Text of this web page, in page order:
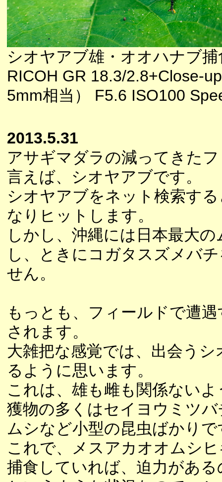
シオヤアブ雄・オオハナブ捕
RICOH GR 18.3/2.8+Close-
5mm相当） F5.6 ISO100
2013.5.31
アサギマダラの減ってきた
言えば、シオヤアブです。
シオヤアブをネット検索す
なりヒットします。
しかし、沖縄には日本最大
し、ときにコガタスズメバ
せん。
もっとも、フィールドで遭
されます。
大雑把な感覚では、出会う
るように思います。
これは、雄も雌も関係ない
獲物の多くはセイヨウミツ
ムシなど小型の昆虫ばかりで
これで、メスアカオオムシ
捕食していれば、迫力があ